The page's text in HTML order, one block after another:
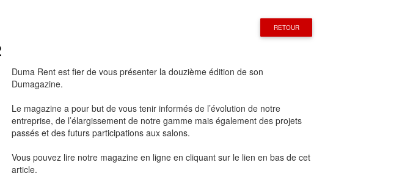
RETOUR
Duma Rent est fier de vous présenter la douzièmeédition de son
Dumagazine.
Le magazine a pour but de vous tenir informés de l’évolution de notre
entreprise, de l’élargissement de notre gamme mais également des projets
passés et des futurs participations aux salons.
Vous pouvez lire notre magazine en ligne en cliquant sur le lien en bas de cet
article.